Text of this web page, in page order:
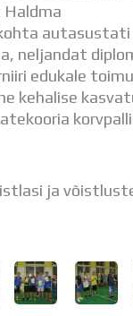
autasustati
neljandat
edukale
kehalise
ja